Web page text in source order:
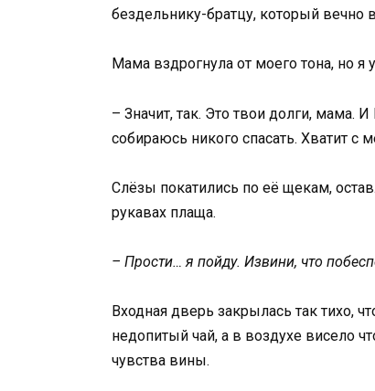
бездельнику-братцу, который вечно
Мама вздрогнула от моего тона, но я
– Значит, так. Это твои долги, мама.
собираюсь никого спасать. Хватит с
Слёзы покатились по её щекам,
рукавах плаща.
– Прости… я пойду. Извини, что
Входная дверь закрылась так тихо,
недопитый чай, а в воздухе висело
чувства вины.